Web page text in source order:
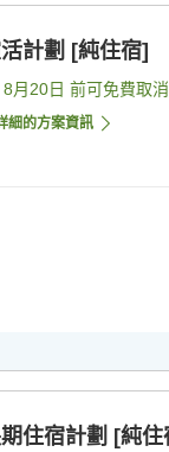
計劃 [純住宿]
8月20日 前可免費取消
細的方案資訊
住宿計劃 [純住